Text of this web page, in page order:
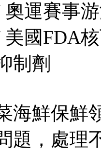
奧運賽事
美國FDA
制劑
海鮮保鮮
題，處理